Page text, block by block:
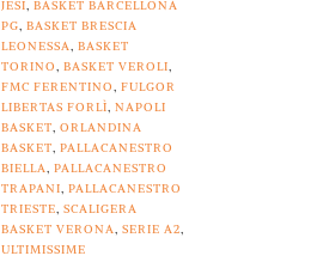
JESI, BASKET BARCELLONA
PG, BASKET BRESCIA
LEONESSA, BASKET
TORINO, BASKET VEROLI,
FMC FERENTINO, FULGOR
LIBERTAS FORLÌ, NAPOLI
BASKET, ORLANDINA
BASKET, PALLACANESTRO
BIELLA, PALLACANESTRO
TRAPANI, PALLACANESTRO
TRIESTE, SCALIGERA
BASKET VERONA, SERIE A2,
ULTIMISSIME